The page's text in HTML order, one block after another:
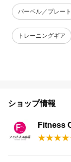
バーベル／プレート
トレーニングギア
ショップ情報
Fitness